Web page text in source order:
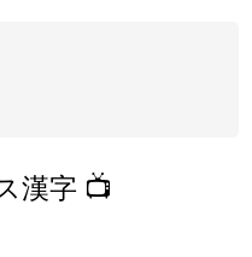
漢字 📺